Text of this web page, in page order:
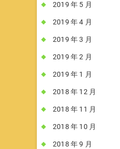
2019 年 5 月
2019 年 4 月
2019 年 3 月
2019 年 2 月
2019 年 1 月
2018 年 12 月
2018 年 11 月
2018 年 10 月
2018 年 9 月